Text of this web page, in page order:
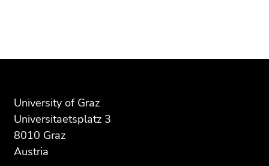
section:
University of Graz
Universitaetsplatz 3
8010 Graz
Austria
page
overview
sections
page
overview
sections